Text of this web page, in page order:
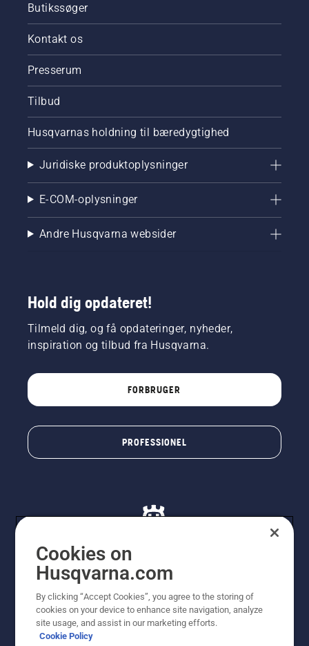
Butikssøger
Kontakt os
Presserum
Tilbud
Husqvarnas holdning til bæredygtighed
Juridiske produktoplysninger
E-COM-oplysninger
Andre Husqvarna websider
Hold dig opdateret!
Tilmeld dig, og få opdateringer, nyheder,
inspiration og tilbud fra Husqvarna.
FORBRUGER
PROFESSIONEL
viste priser er vejledende udsalgspriser. Der tages
forbehold for stave- og trykfejl samt prisændringer. Vi
stræber efter at have så nøjagtige oplysningerne på
dette websted som muligt. Alle anførte priser er
Cookies on
Husqvarna.com
By clicking “Accept Cookies”, you agree to the storing of
cookies on your device to enhance site navigation, analyze
site usage, and assist in our marketing efforts.
Cookie Policy